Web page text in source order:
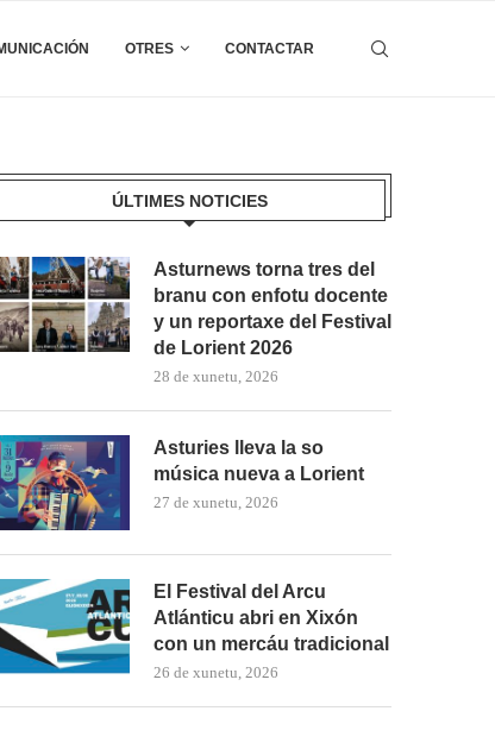
OTRES CONTACTAR
ÚLTIMES NOTICIES
Asturnews torna tres del
branu con enfotu docente
y un reportaxe del Festival
de Lorient 2026
28 de xunetu, 2026
Asturies lleva la so
música nueva a Lorient
27 de xunetu, 2026
El Festival del Arcu
Atlánticu abri en Xixón
con un mercáu tradicional
26 de xunetu, 2026